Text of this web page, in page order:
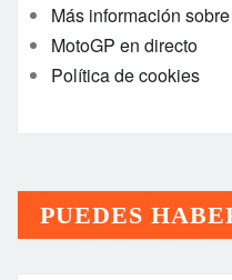
Más información
MotoGP en directo
Política de cookies
PUEDES